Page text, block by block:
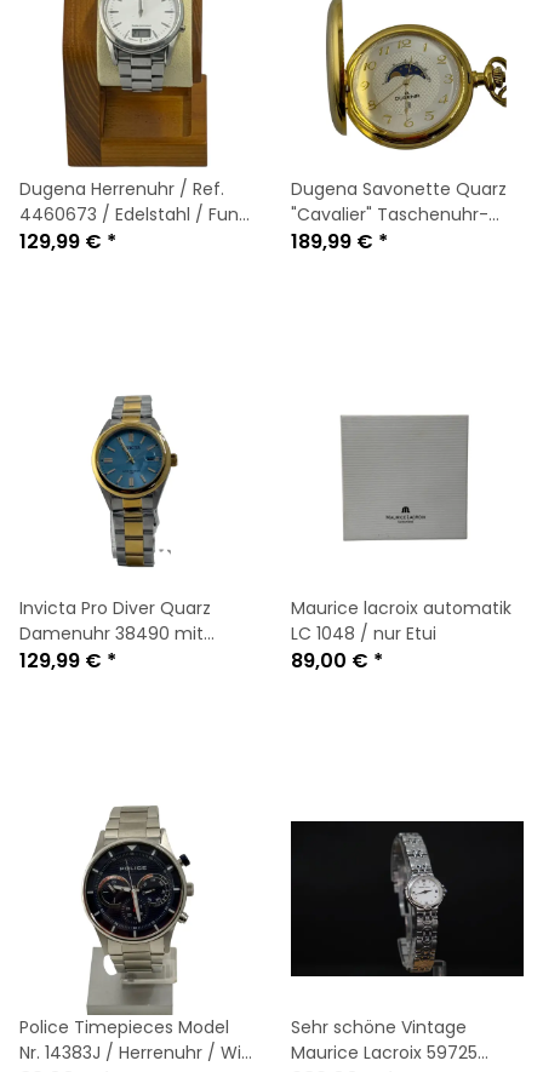
Dugena Herrenuhr / Ref.
4460673 / Edelstahl / Funk
/ OVP / Guter Zustand
129,99 € *
Dugena Savonette Quarz
"Cavalier" Taschenuhr-
Mondphase / Goldplattiert
189,99 € *
Invicta Pro Diver Quarz
Damenuhr 38490 mit
hellblauem Zifferblatt
129,99 € *
Maurice lacroix automatik
LC 1048 / nur Etui
89,00 € *
Police Timepieces Model
Nr. 14383J / Herrenuhr / Wie
Sehr schöne Vintage
Maurice Lacroix 59725